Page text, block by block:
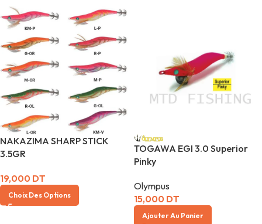
NAKAZIMA SHARP STICK
3.5GR
19,000 DT
Choix Des Options
TOGAWA EGI 3.0 Superior
Pinky
Olympus
15,000 DT
Ajouter Au Panier